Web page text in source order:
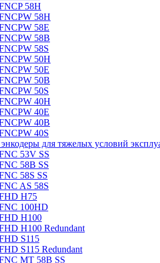
58H
58H
58E
58B
58S
50H
50E
50B
50S
40H
40E
40B
40S
для тяжелых условий
53V SS
58B SS
58S SS
AS 58S
H75
100HD
H100
H100 Redundant
S115
S115 Redundant
MT 58B SS